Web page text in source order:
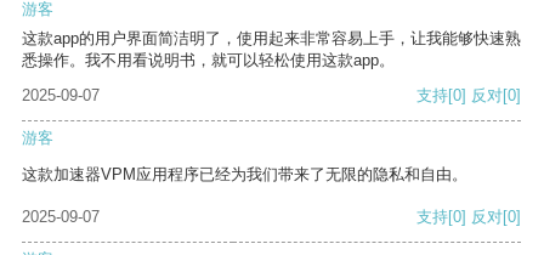
游客
这款app的用户界面简洁明了，使用起来非常容易上手，让我能够快速熟
悉操作。我不用看说明书，就可以轻松使用这款app。
2025-09-07
支持[0] 反对[0]
游客
这款加速器VPM应用程序已经为我们带来了无限的隐私和自由。
2025-09-07 支持[0] 反对[0]